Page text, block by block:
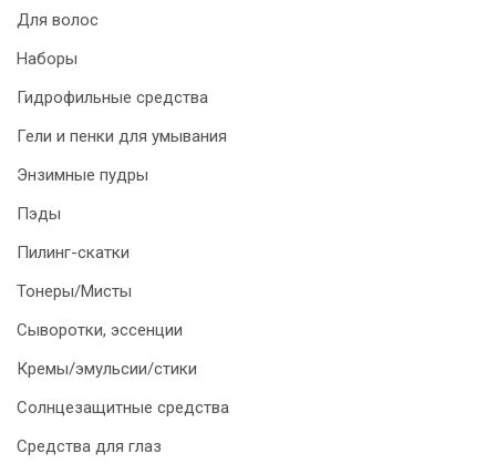
Для волос
Наборы
Гидрофильные средства
Гели и пенки для умывания
Энзимные пудры
Пэды
Пилинг-скатки
Тонеры/Мисты
Сыворотки, эссенции
Кремы/эмульсии/стики
Солнцезащитные средства
Средства для глаз